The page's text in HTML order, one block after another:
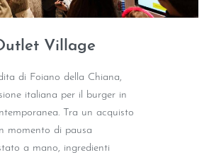
Village
di Foiano della Chiana,
italiana per il burger in
Tra un acquisto
momento di pausa
a mano, ingredienti